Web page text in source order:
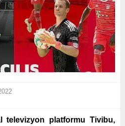
televizyon platformu Tivibu,